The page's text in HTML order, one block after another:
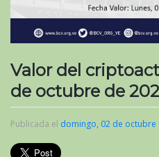
Valor del
de octubre de
Publicada el domingo, 02 de octubre